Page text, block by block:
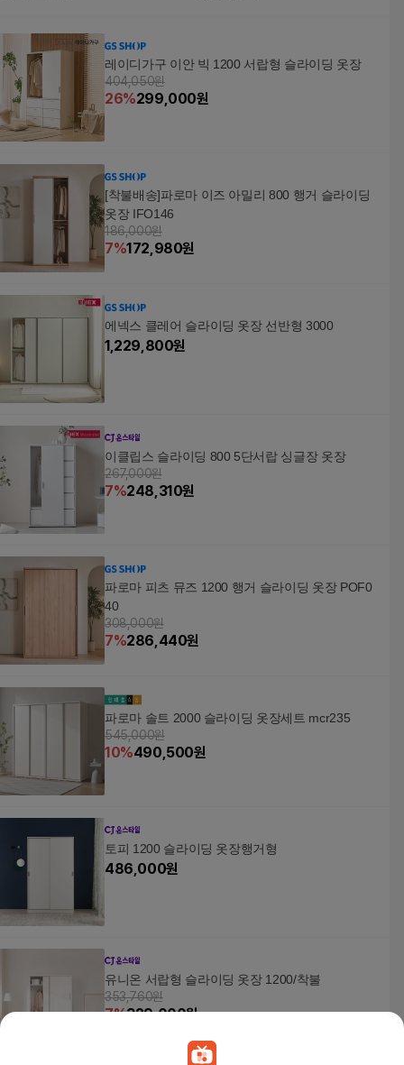
레이디가구 이안 빅 1200 서랍형 슬라이딩 옷장
404,050원
26%299,000원
[착불배송]파로마 이즈 아밀리 800 행거 슬라이딩
옷장 IFO146
186,000원
7%172,980원
에넥스 클레어 슬라이딩 옷장 선반형 3000
1,229,800원
이클립스 슬라이딩 800 5단서랍 싱글장 옷장
267,000원
7%248,310원
파로마 피츠 뮤즈 1200 행거 슬라이딩 옷장 POF0
40
308,000원
7%286,440원
파로마 솔트 2000 슬라이딩 옷장세트 mcr235
545,000원
10%490,500원
토피 1200 슬라이딩 옷장행거형
486,000원
유니온 서랍형 슬라이딩 옷장 1200/착불
353,760원
7%329,000원